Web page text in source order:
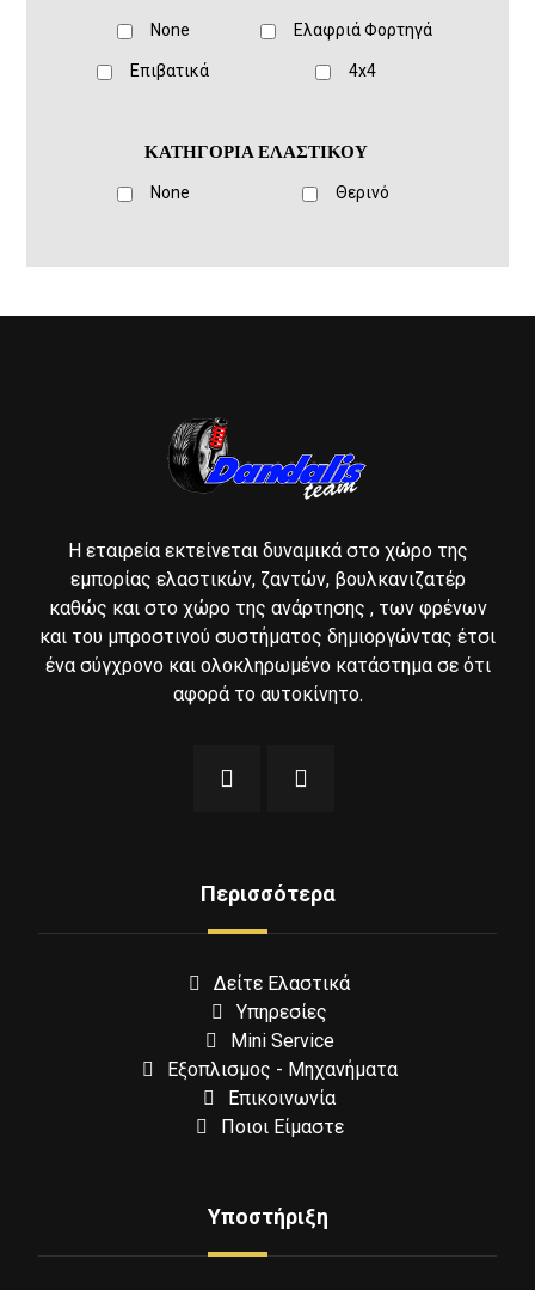
None Ελαφριά Φορτηγά
Eπιβατικά 4x4
ΚΑΤΗΓΟΡΙΑ ΕΛΑΣΤΙΚΟΥ
None Θερινό
Η εταιρεία εκτείνεται δυναμικά στο χώρο της
εμπορίας ελαστικών, ζαντών, βουλκανιζατέρ
καθώς και στο χώρο της ανάρτησης , των φρένων
και του μπροστινού συστήματος δημιοργώντας έτσι
ένα σύγχρονο και ολοκληρωμένο κατάστημα σε ότι
αφορά το αυτοκίνητο.
Περισσότερα
Δείτε Ελαστικά
Υπηρεσίες
Mini Service
Εξοπλισμος - Μηχανήματα
Επικοινωνία
Ποιοι Είμαστε
Υποστήριξη